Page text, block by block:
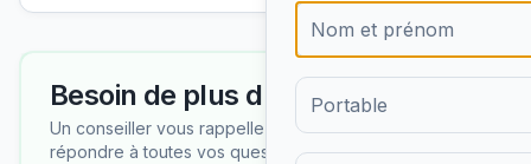
Besoin de plus d'informations ?
Un conseiller vous rappelle gratuitement pour
répondre à toutes vos questions